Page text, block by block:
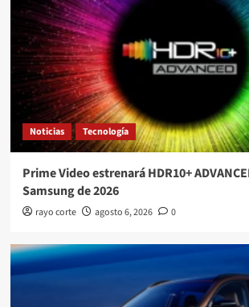
Noticias Tecnología
Prime Video estrenará HDR10+
Samsung de 2026
rayo corte agosto 6, 2026 0